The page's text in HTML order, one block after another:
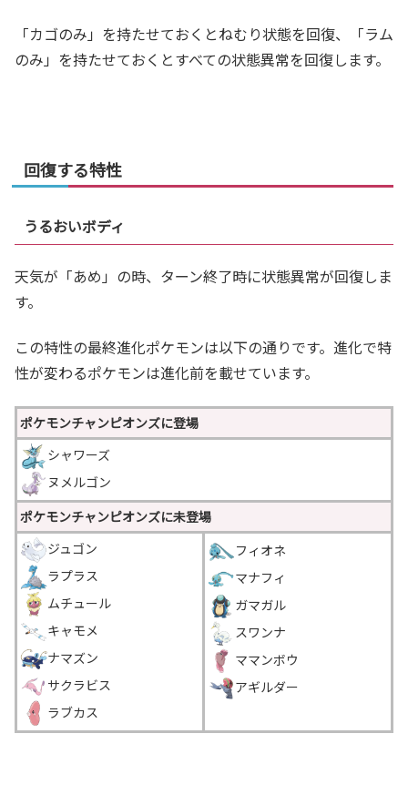
「カゴのみ」を持たせておくとねむり状態を回復、「ラム
のみ」を持たせておくとすべての状態異常を回復します。
回復する特性
うるおいボディ
天気が「あめ」の時、ターン終了時に状態異常が回復しま
す。
この特性の最終進化ポケモンは以下の通りです。進化で特
性が変わるポケモンは進化前を載せています。
ポケモンチャンピオンズに登場
シャワーズ
ヌメルゴン
ポケモンチャンピオンズに未登場
ジュゴン
ラプラス
ムチュール
キャモメ
ナマズン
サクラビス
ラブカス
フィオネ
マナフィ
ガマガル
スワンナ
ママンボウ
アギルダー